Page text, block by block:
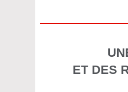
ET DES